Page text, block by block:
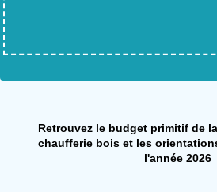
Retrouvez le budget primitif de
chaufferie bois et les
l'année 2026